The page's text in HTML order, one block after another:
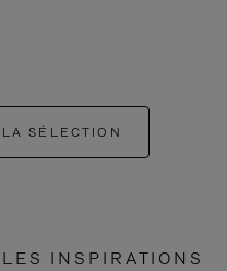
SÉLECTION
INSPIRATIONS